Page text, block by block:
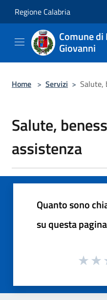
Regione Calabria
Comune
Giovanni
Home > Servizi > Salute,
Salute,
assistenza
Quanto sono
su questa